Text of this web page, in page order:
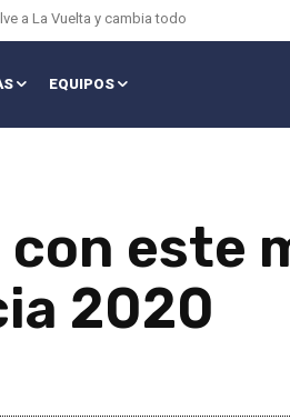
a La Vuelta y cambia todo
EQUIPOS
este
2020